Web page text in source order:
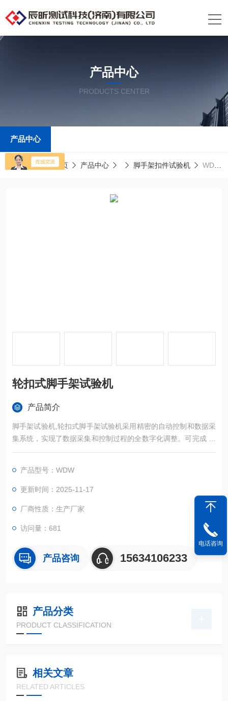
产品中心
PRODUCTS CENTER
产品中心
当前位置：首页 产品中心 脚手架扣件试验机 WDW轮扣式脚手架试验机
轮扣式脚手架试验机
产品简介
脚手架试验机,轮扣式脚手架试验机采用精密的自动控制和数据采
集系统，实现了数据采集和控制过程的全数字化调整。可完成 承
载拉力、抗拉强度、伸长变形、延伸率等技术指标的检测。以上
数条件自动计算，同时显示相应的试验结果，各检测参数在试验
结束后既可查询显示，也可连接打印机进行打印输出。
产品型号：WDW
更新时间：2025-11-17
厂商性质：生产厂家
访问量：681
产品咨询 15634106233
产品分类
PRODUCT CLASSIFICATION
相关文章
RELATED ARTICLES
电话咨询